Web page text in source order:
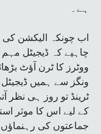
ہے۔
اب چونکہ الیکشن کی
چاہیے کہ ڈیجیٹل مہم
ووٹرز کا ٹرن آؤٹ
ونگز سے ہمیں
ٹرینڈ تو روز ہی نظر
کے لیے اس کا موثر
جماعتوں کی